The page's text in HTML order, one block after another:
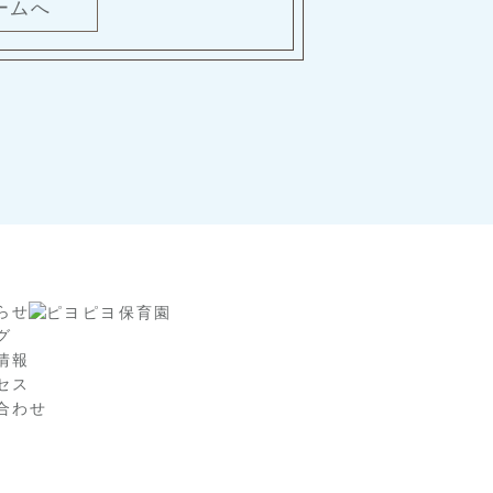
ムへ
せ
報
ス
わせ